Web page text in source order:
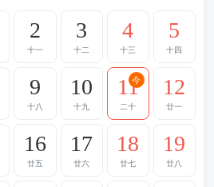
2
十一
3
十二
4
十三
5
十四
9
十八
10
十九
11
二十
今 12
廿一
16
廿五
17
廿六
18
廿七
19
廿八